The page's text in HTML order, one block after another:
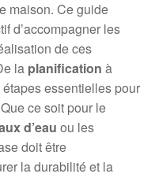
maison. Ce guide
d’accompagner les
de ces
la planification à
essentielles pour
ce soit pour le
d’eau ou les
doit être
la durabilité et la